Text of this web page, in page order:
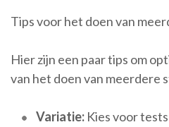
Tips voor het doen van
Hier zijn een paar tips om
van het doen van meerdere
Variatie: Kies voor